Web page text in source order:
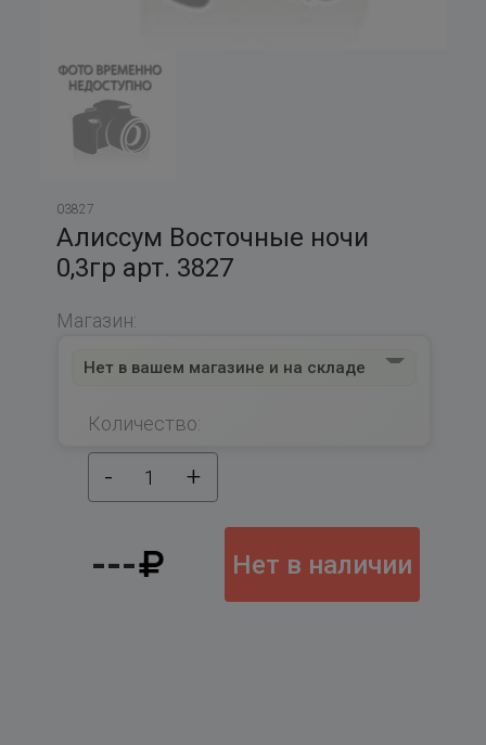
03827
Алиссум Восточные ночи
0,3гр арт. 3827
Магазин:
Нет в вашем магазине и на складе
Количество:
- 1 +
--- Нет в наличии